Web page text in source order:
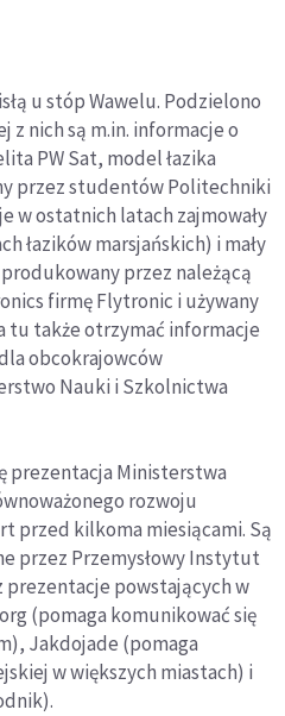
u stóp Wawelu. Podzielono
z nich są m.in. informacje o
PW Sat, model łazika
przez studentów Politechniki
w ostatnich latach zajmowały
łazików marsjańskich) i mały
przez należącą
firmę Flytronic i używany
tu także otrzymać informacje
obcokrajowców
Nauki i Szkolnictwa
prezentacja Ministerstwa
rozwoju
przed kilkoma miesiącami. Są
przez Przemysłowy Instytut
powstających w
(pomaga komunikować się
Jakdojade (pomaga
w większych miastach) i